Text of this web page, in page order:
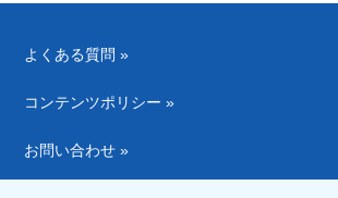
よくある質問 »
コンテンツポリシー »
お問い合わせ »